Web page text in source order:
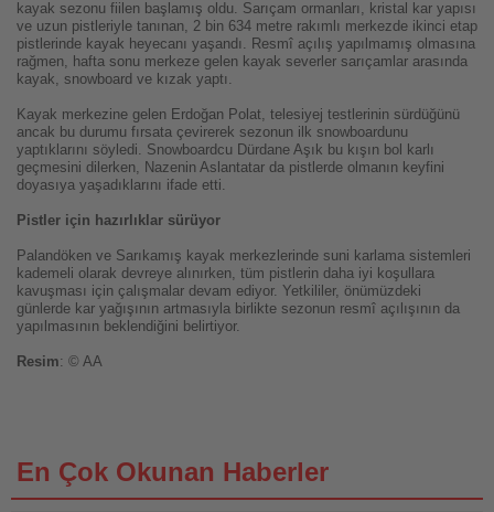
kayak sezonu fiilen başlamış oldu. Sarıçam ormanları, kristal kar yapısı
ve uzun pistleriyle tanınan, 2 bin 634 metre rakımlı merkezde ikinci etap
pistlerinde kayak heyecanı yaşandı. Resmî açılış yapılmamış olmasına
rağmen, hafta sonu merkeze gelen kayak severler sarıçamlar arasında
kayak, snowboard ve kızak yaptı.
Kayak merkezine gelen Erdoğan Polat, telesiyej testlerinin sürdüğünü
ancak bu durumu fırsata çevirerek sezonun ilk snowboardunu
yaptıklarını söyledi. Snowboardcu Dürdane Aşık bu kışın bol karlı
geçmesini dilerken, Nazenin Aslantatar da pistlerde olmanın keyfini
doyasıya yaşadıklarını ifade etti.
Pistler için hazırlıklar sürüyor
Palandöken ve Sarıkamış kayak merkezlerinde suni karlama sistemleri
kademeli olarak devreye alınırken, tüm pistlerin daha iyi koşullara
kavuşması için çalışmalar devam ediyor. Yetkililer, önümüzdeki
günlerde kar yağışının artmasıyla birlikte sezonun resmî açılışının da
yapılmasının beklendiğini belirtiyor.
Resim: © AA
En Çok Okunan Haberler